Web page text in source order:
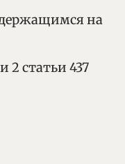
на
2 статьи 437